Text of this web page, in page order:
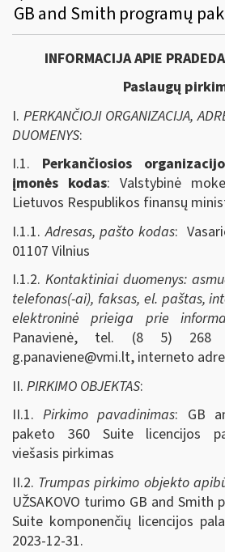
INFORMACIJA APIE
Paslaugų
I. PERKANČIOJI ORGANIZACIJA,
DUOMENYS:
I.1. Perkančiosios
įmonės kodas: Valstybinė
Lietuvos Respublikos finansų
I.1.1.Adresas, pašto kodas:
01107 Vilnius
I.1.2. Kontaktiniai duomenys:
telefonas(-ai), faksas, el. paštas,
elektroninė prieiga prie
Panavienė, tel. (8 5) 268
g.panaviene@vmi.lt, interneto
II. PIRKIMO OBJEKTAS:
II.1.Pirkimo pavadinimas: GB
paketo 360 Suite licencijos
viešasis pirkimas
II.2. Trumpas pirkimo objekto
UŽSAKOVO turimo GB and Smith
Suite komponenčių licencijos
2023-12-31.